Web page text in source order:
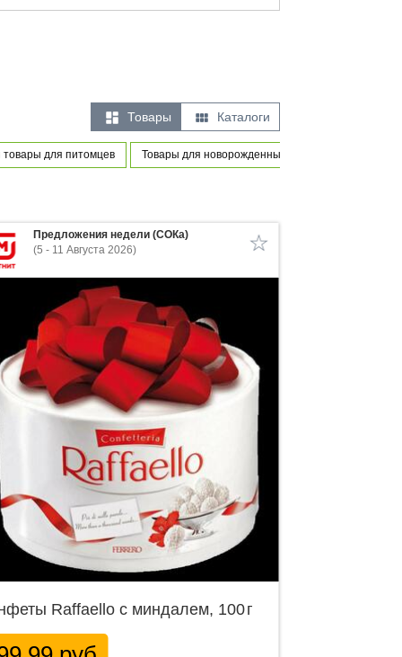
 Товары  Каталоги
для питомцев Товары для новорожденных и маленьких детей
Предложения недели (СОКа)
(5 - 11 Августа 2026)
Raffaello с миндалем, 100 г